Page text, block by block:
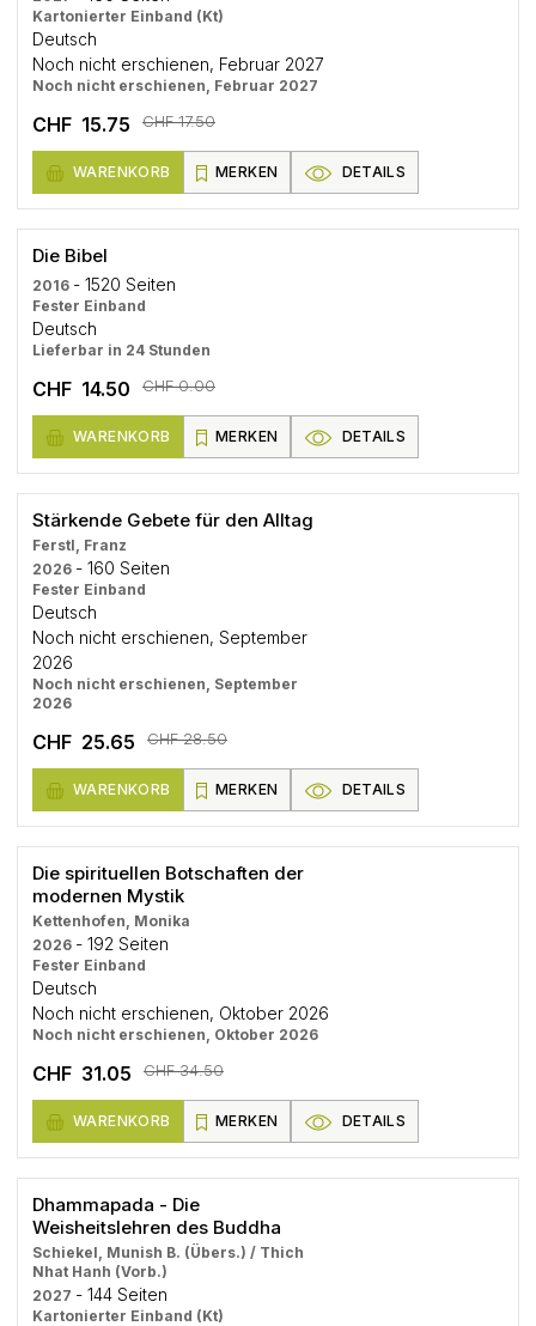
Kartonierter Einband (Kt)
Deutsch
Noch nicht erschienen, Februar 2027
Noch nicht erschienen, Februar 2027
CHF 15.75 CHF 17.50
WARENKORB MERKEN DETAILS
Die Bibel
2016 - 1520 Seiten
Fester Einband
Deutsch
Lieferbar in 24 Stunden
CHF 14.50 CHF 0.00
WARENKORB MERKEN DETAILS
Stärkende Gebete für den Alltag
Ferstl, Franz
2026 - 160 Seiten
Fester Einband
Deutsch
Noch nicht erschienen, September
2026
Noch nicht erschienen, September
2026
CHF 25.65 CHF 28.50
WARENKORB MERKEN DETAILS
Die spirituellen Botschaften der
modernen Mystik
Kettenhofen, Monika
2026 - 192 Seiten
Fester Einband
Deutsch
Noch nicht erschienen, Oktober 2026
Noch nicht erschienen, Oktober 2026
CHF 31.05 CHF 34.50
WARENKORB MERKEN DETAILS
Dhammapada - Die
Weisheitslehren des Buddha
Schiekel, Munish B. (Übers.) / Thich
Nhat Hanh (Vorb.)
2027 - 144 Seiten
Kartonierter Einband (Kt)